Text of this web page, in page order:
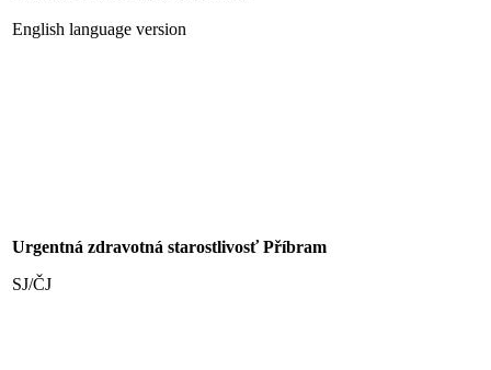
English language version
Urgentná zdravotná starostlivosť Příbram
SJ/ČJ